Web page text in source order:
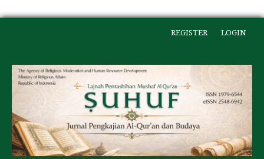
REGISTER LOGIN